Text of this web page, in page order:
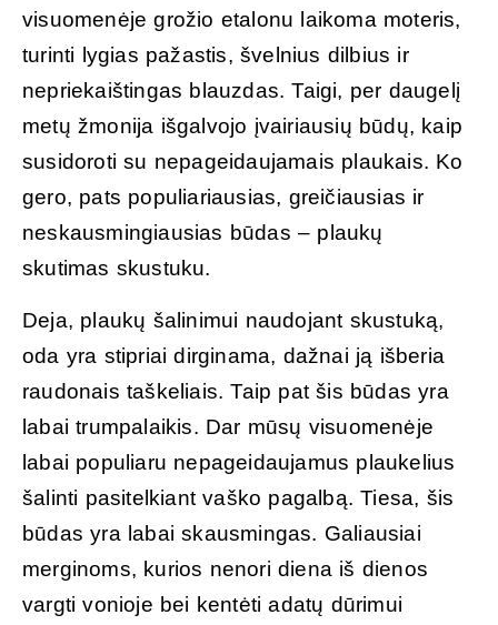
visuomenėje grožio etalonu laikoma moteris,
turinti lygias pažastis, švelnius dilbius ir
nepriekaištingas blauzdas. Taigi, per daugelį
metų žmonija išgalvojo įvairiausių būdų, kaip
susidoroti su nepageidaujamais plaukais. Ko
gero, pats populiariausias, greičiausias ir
neskausmingiausias būdas – plaukų
skutimas skustuku.
Deja, plaukų šalinimui naudojant skustuką,
oda yra stipriai dirginama, dažnai ją išberia
raudonais taškeliais. Taip pat šis būdas yra
labai trumpalaikis. Dar mūsų visuomenėje
labai populiaru nepageidaujamus plaukelius
šalinti pasitelkiant vaško pagalbą. Tiesa, šis
būdas yra labai skausmingas. Galiausiai
merginoms, kurios nenori diena iš dienos
vargti vonioje bei kentėti adatų dūrimui